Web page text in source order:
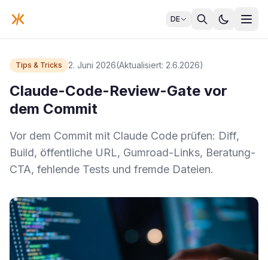
DE
Tips & Tricks 2. Juni 2026(Aktualisiert: 2.6.2026)
Claude-Code-Review-Gate vor
dem Commit
Vor dem Commit mit Claude Code prüfen: Diff,
Build, öffentliche URL, Gumroad-Links, Beratung-
CTA, fehlende Tests und fremde Dateien.